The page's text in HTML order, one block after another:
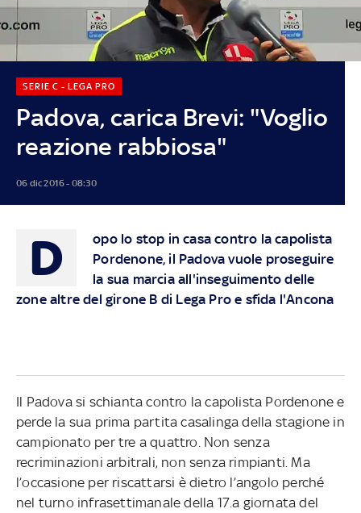
Padova, carica Brevi: "Voglio
reazione rabbiosa"
SERIE C - LEGA PRO
06 dic 2016 - 08:30
D
opo lo stop in casa contro la capolista
Pordenone, il Padova vuole proseguire
la sua marcia all'inseguimento delle
zone altre del girone B di Lega Pro e sfida l'Ancona
Il Padova si schianta contro la capolista Pordenone e
perde la sua prima partita casalinga della stagione in
campionato per tre a quattro. Non senza
recriminazioni arbitrali, non senza rimpianti. Ma
l’occasione per riscattarsi è dietro l’angolo perché
nel turno infrasettimanale della 17.a giornata del